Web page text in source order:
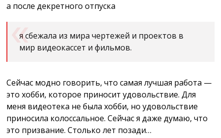
а после декретного отпуска
я сбежала из мира чертежей и проектов в
мир видеокассет и фильмов.
Сейчас модно говорить, что самая лучшая работа —
это хобби, которое приносит удовольствие. Для
меня видеотека не была хобби, но удовольствие
приносила колоссальное. Сейчас я даже думаю, что
это призвание. Столько лет позади…